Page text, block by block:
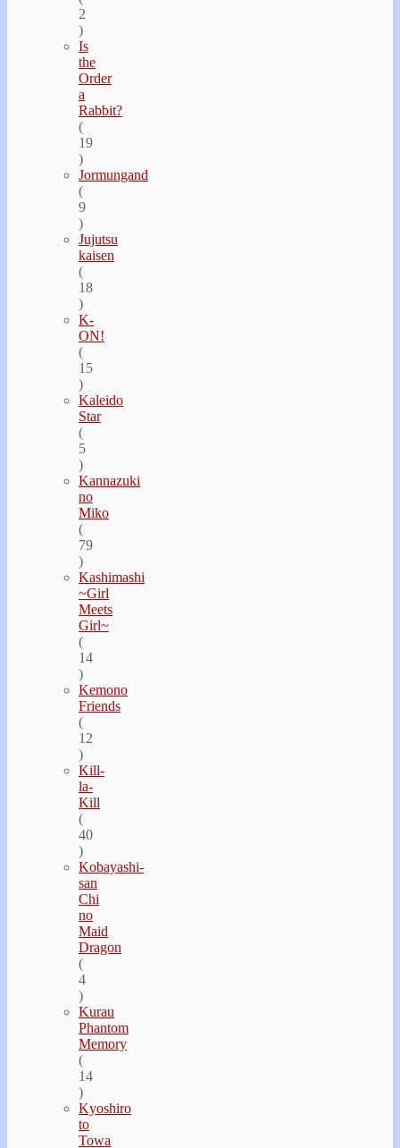
2
)
Is
the
Order
a
Rabbit?
(
19
)
Jormungand
(
9
)
Jujutsu
kaisen
(
18
)
K-
ON!
(
15
)
Kaleido
Star
(
5
)
Kannazuki
no
Miko
(
79
)
Kashimashi
~Girl
Meets
Girl~
(
14
)
Kemono
Friends
(
12
)
Kill-
la-
Kill
(
40
)
Kobayashi-
san
Chi
no
Maid
Dragon
(
4
)
Kurau
Phantom
Memory
(
14
)
Kyoshiro
to
Towa